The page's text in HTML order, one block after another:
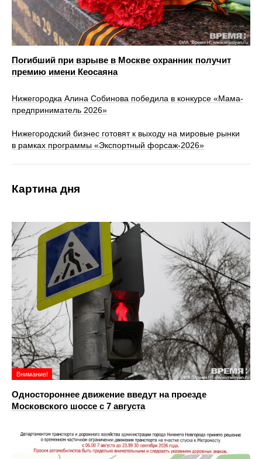
Погибший при взрыве в Москве охранник получит
премию имени Кеосаяна
Нижегородка Алина Собинова победила в конкурсе «Мама-
предприниматель 2026»
Нижегородский бизнес готовят к выходу на мировые рынки
в рамках программы «Экспортный форсаж-2026»
Картина дня
Внимание!
Одностороннее движение введут на проезде
Московского шоссе с 7 августа